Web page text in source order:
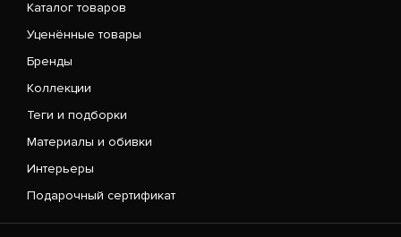
Каталог товаров
Уценённые товары
Бренды
Коллекции
Теги и подборки
Материалы и обивки
Интерьеры
Подарочный сертификат